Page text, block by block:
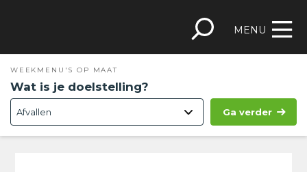
inhoud
sidebar
MENU
WEEKMENU'S OP MAAT
Wat is je doelstelling?
Ga verder